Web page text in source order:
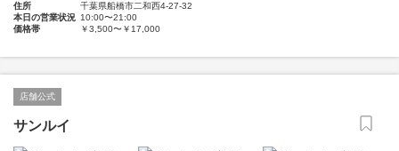
住所
千葉県船橋市二和西4-27-32
本日の営業状況 10:00〜21:00
価格帯
￥3,500〜￥17,000
店舗公式
サンルイ